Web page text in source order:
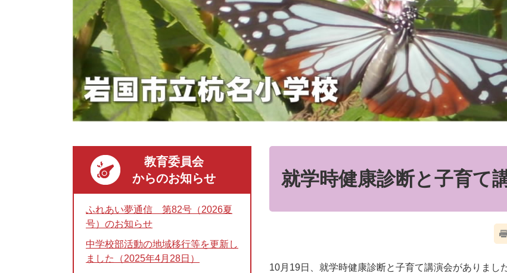
就学時健康診断と子育て
10月19日、就学時健康診断と子育て講演会がありまし
教育委員会
からのお知らせ
ふれあい夢通信 第82号（2026夏
号）のお知らせ
中学校部活動の地域移行等を更新し
ました（2025年4月28日）